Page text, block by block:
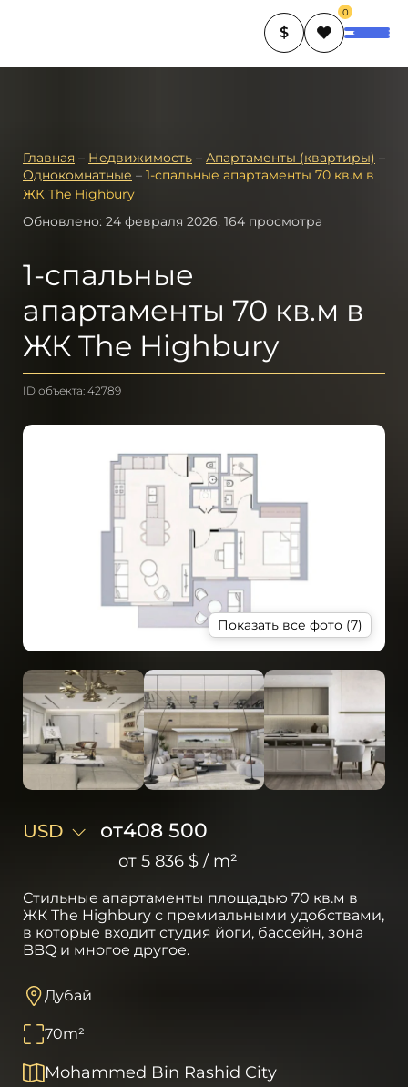
$
0
Главная – Недвижимость – Апартаменты (квартиры) –
Однокомнатные – 1-спальные апартаменты 70 кв.м в
ЖК The Highbury
Обновлено: 24 февраля 2026, 164 просмотра
1-спальные
апартаменты 70 кв.м в
ЖК The Highbury
ID объекта: 42789
Стильные апартаменты площадью 70 кв.м в
ЖК The Highbury с премиальными удобствами,
в которые входит студия йоги, бассейн, зона
BBQ и многое другое.
Дубай
70m²
Mohammed Bin Rashid City
USD от408 500
от 5 836 $ / m²
Показать все фото (7)